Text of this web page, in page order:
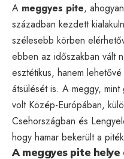
A meggyes pite,
században kezdett
szélesebb körben
ebben az időszakban vált
esztétikus, hanem
átsülését is. A meggy,
volt Közép-Európában,
Csehországban és
hogy hamar bekerült a
A meggyes pite helye